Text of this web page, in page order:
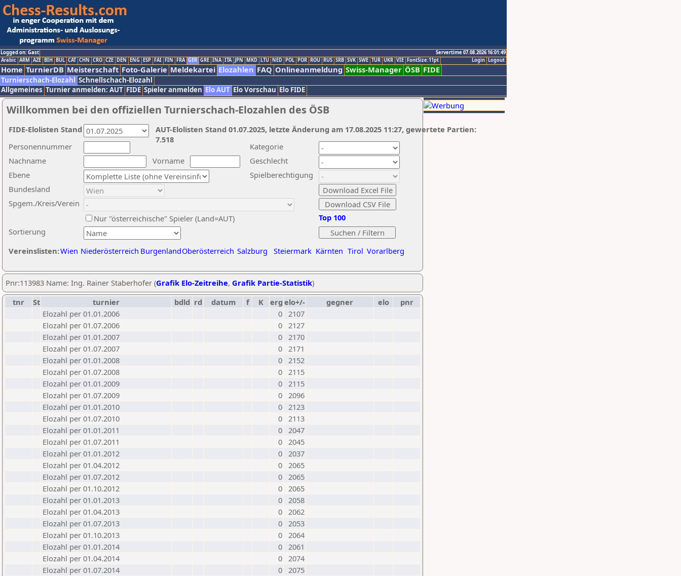
Logged on: Gast
Servertime 07.08.2026 16:01:49
Logout
Login
Arabic ARM AZE BIH BUL CAT CHN CRO CZE DEN ENG ESP FAI FIN FRA GER GRE INA ITA JPN MKD LTU NED POL POR ROU RUS SRB SVK SWE TUR UKR VIE FontSize:11pt
Home TurnierDB Meisterschaft Foto-Galerie Meldekartei Elozahlen FAQ Onlineanmeldung Swiss-Manager ÖSB FIDE
Turnierschach-Elozahl Schnellschach-Elozahl
Allgemeines Turnier anmelden: AUT FIDE Spieler anmelden Elo AUT Elo Vorschau Elo FIDE
Willkommen bei den offiziellen Turnierschach-Elozahlen des ÖSB
Nachname
Vorname
Ebene
Kategorie
Sortierung
Personennummer
Bundesland
Spgem./Kreis/Verein
Geschlecht
Nur "österreichische" Spieler (Land=AUT)
Spielberechtigung
Vereinslisten:Wien Niederösterreich BurgenlandOberösterreich Salzburg Steiermark Kärnten Tirol Vorarlberg
Top 100
AUT-Elolisten Stand 01.07.2025, letzte Änderung am 17.08.2025 11:27, gewertete Partien:
7.518
FIDE-Elolisten Stand
Pnr:113983 Name: Ing. Rainer Staberhofer (Grafik Elo-Zeitreihe, Grafik Partie-Statistik)
tnr
St turnier bdld rd datum f K erg elo+/- gegner elo
pnr
Elozahl per 01.01.2006
0 2107
Elozahl per 01.07.2006
0 2127
Elozahl per 01.01.2007
0 2170
Elozahl per 01.07.2007
0 2171
Elozahl per 01.01.2008
0 2152
Elozahl per 01.07.2008
0 2115
Elozahl per 01.01.2009
0 2115
Elozahl per 01.07.2009
0 2096
Elozahl per 01.01.2010
0 2123
Elozahl per 01.07.2010
0 2113
Elozahl per 01.01.2011
0 2047
Elozahl per 01.07.2011
0 2045
Elozahl per 01.01.2012
0 2037
Elozahl per 01.04.2012
0 2065
Elozahl per 01.07.2012
0 2065
Elozahl per 01.10.2012
0 2065
Elozahl per 01.01.2013
0 2058
Elozahl per 01.04.2013
0 2062
Elozahl per 01.07.2013
0 2053
Elozahl per 01.10.2013
0 2064
Elozahl per 01.01.2014
0 2061
Elozahl per 01.04.2014
0 2074
Elozahl per 01.07.2014
0 2075